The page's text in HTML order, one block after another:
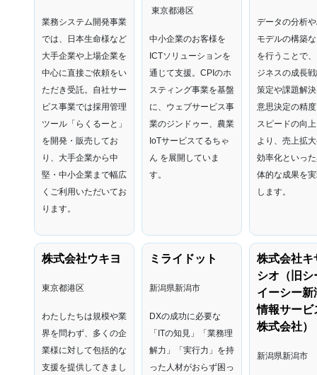
業務システム開発事業
では、日本生命様など
大手企業や上場企業を
中心に直接ご依頼をい
ただき受託。自社サー
ビス事業では採用管理
ツール「らくるーと」
を開発・販売してお
り、大手企業から中
堅・中小企業まで幅広
くご利用いただいてお
ります。
東京都港区
中小企業のお客様を
ICTソリューションを
通じて支援。CPIのホ
スティング事業を基盤
に、ウェブサービス事
業のジンドゥー、農業
IoTサービスてるちゃ
ん を展開していま
す。
データの分析
モデルの構築
を行うことで
ジネスの成長
策定や課題解
意思決定の精
スピードの向
より、売上拡
効率化といっ
体的な成果を
します。
株式会社ウキヨ
東京都港区
わたしたちは規模や業
界を問わず、多くの企
業様に対して包括的な
支援を提供してきまし
ミライドット
新潟県新潟市
DXの成功に必要な
「ITの知見」「業務理
解力」「実行力」を持
った人材がおらず困っ
株式会社キ
シオ（旧シ
イーシー新
情報サービ
株式会社）
新潟県新潟市